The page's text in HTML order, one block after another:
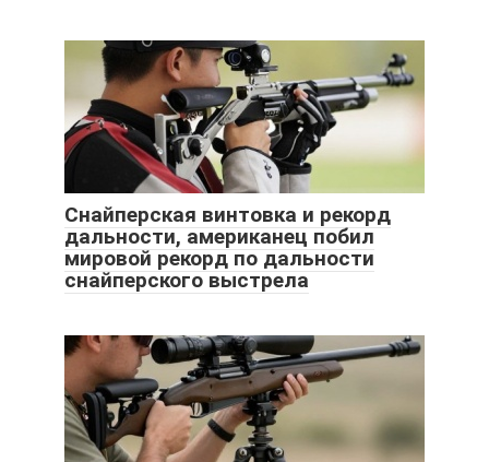
Снайперская винтовка и рекорд
дальности, американец побил
мировой рекорд по дальности
снайперского выстрела